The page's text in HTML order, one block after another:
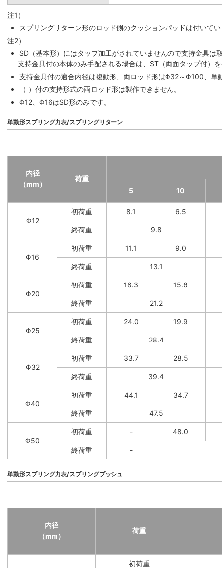
注1）
スプリングリターン形のロッド側のクッションパッドは付い
注2）
SD（基本形）にはタップ加工がされていませんので支持金具は
支持金具付の本体のみ手配される場合は、ST（両面タップ付）
支持金具付の適合内径は複動形、両ロッド形はΦ32～Φ100、
（ ）付の支持形式の両ロッド形は製作できません。
Φ12、Φ16はSD形のみです。
単動形スプリング力表/スプリングリターン
内径
（mm）
荷重
5
10
Φ12
初荷重 8.1 6.5
終荷重 9.8
Φ16
初荷重 11.1 9.0
終荷重 13.1
Φ20
初荷重 18.3 15.6
終荷重 21.2
Φ25
初荷重 24.0 19.9
終荷重 28.4
Φ32
初荷重 33.7 28.5
終荷重 39.4
Φ40
初荷重 44.1 34.7
終荷重 47.5
Φ50
初荷重 - 48.0
終荷重 -
単動形スプリング力表/スプリングプッシュ
内径
（mm）
荷重
初荷重